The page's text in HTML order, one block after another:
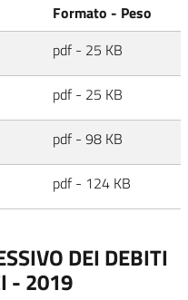
Formato - Peso
pdf - 25 KB
pdf - 25 KB
pdf - 98 KB
pdf - 124 KB
DEI DEBITI
- 2019